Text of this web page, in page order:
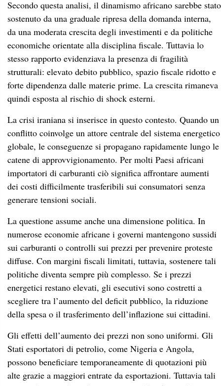
Secondo questa analisi, il dinamismo africano sarebbe stato
sostenuto da una graduale ripresa della domanda interna,
da una moderata crescita degli investimenti e da politiche
economiche orientate alla disciplina fiscale. Tuttavia lo
stesso rapporto evidenziava la presenza di fragilità
strutturali: elevato debito pubblico, spazio fiscale ridotto e
forte dipendenza dalle materie prime. La crescita rimaneva
quindi esposta al rischio di shock esterni.
La crisi iraniana si inserisce in questo contesto. Quando un
conflitto coinvolge un attore centrale del sistema energetico
globale, le conseguenze si propagano rapidamente lungo le
catene di approvvigionamento. Per molti Paesi africani
importatori di carburanti ciò significa affrontare aumenti
dei costi difficilmente trasferibili sui consumatori senza
generare tensioni sociali.
La questione assume anche una dimensione politica. In
numerose economie africane i governi mantengono sussidi
sui carburanti o controlli sui prezzi per prevenire proteste
diffuse. Con margini fiscali limitati, tuttavia, sostenere tali
politiche diventa sempre più complesso. Se i prezzi
energetici restano elevati, gli esecutivi sono costretti a
scegliere tra l’aumento del deficit pubblico, la riduzione
della spesa o il trasferimento dell’inflazione sui cittadini.
Gli effetti dell’aumento dei prezzi non sono uniformi. Gli
Stati esportatori di petrolio, come Nigeria e Angola,
possono beneficiare temporaneamente di quotazioni più
alte grazie a maggiori entrate da esportazioni. Tuttavia tali